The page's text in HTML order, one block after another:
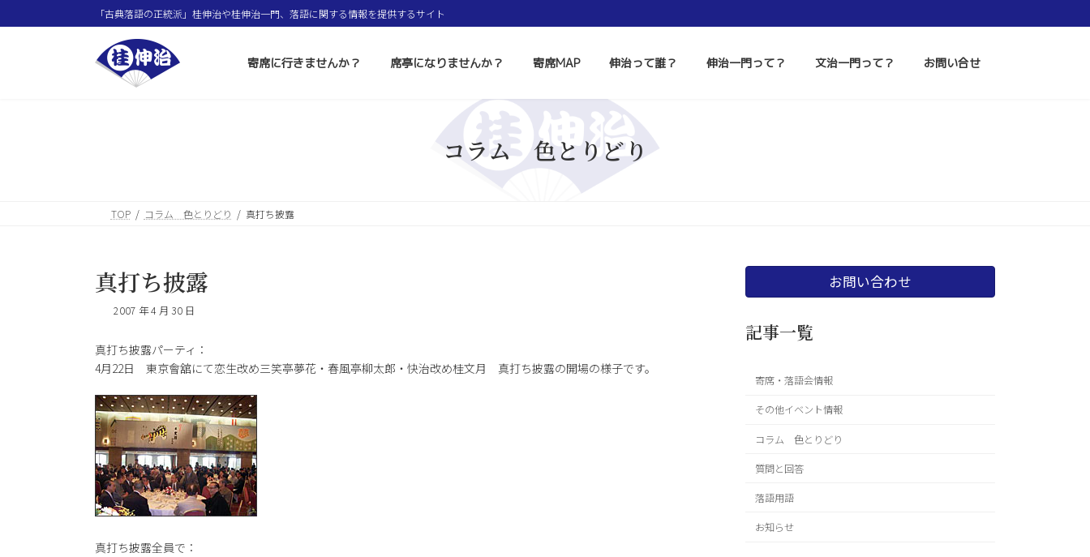
ン
ビ
「古典落語の正統派」桂伸治や桂伸治一門、落語に関する情報を提供するサイト
寄席に行きませんか？ 席亭になりませんか？ 寄席MAP 伸治って誰？ 伸治一門って？ 文治一門って？ お問い合せ
コラム 色とりどり
TOP コラム 色とりどり 真打ち披露
真打ち披露
2007 年 4 月 30 日
真打ち披露パーティ：
4月22日 東京會舘にて恋生改め三笑亭夢花・春風亭柳太郎・快治改め桂文月 真打ち披露の開場の様子です。
真打ち披露全員で：
お問い合わせ
記事一覧
寄席・落語会情報
その他イベント情報
コラム 色とりどり
質問と回答
落語用語
お知らせ